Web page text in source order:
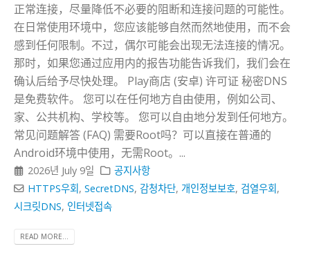
正常连接，尽量降低不必要的阻断和连接问题的可能性。
在日常使用环境中，您应该能够自然而然地使用，而不会
感到任何限制。不过，偶尔可能会出现无法连接的情况。
那时，如果您通过应用内的报告功能告诉我们，我们会在
确认后给予尽快处理。 Play商店 (安卓) 许可证 秘密DNS
是免费软件。 您可以在任何地方自由使用，例如公司、
家、公共机构、学校等。 您可以自由地分发到任何地方。
常见问题解答 (FAQ) 需要Root吗？可以直接在普通的
Android环境中使用，无需Root。...
2026년 July 9일
공지사항
HTTPS우회 ,SecretDNS,감청차단, 개인정보보호, 검열우회 ,
시크릿DNS, 인터넷접속
READ MORE...